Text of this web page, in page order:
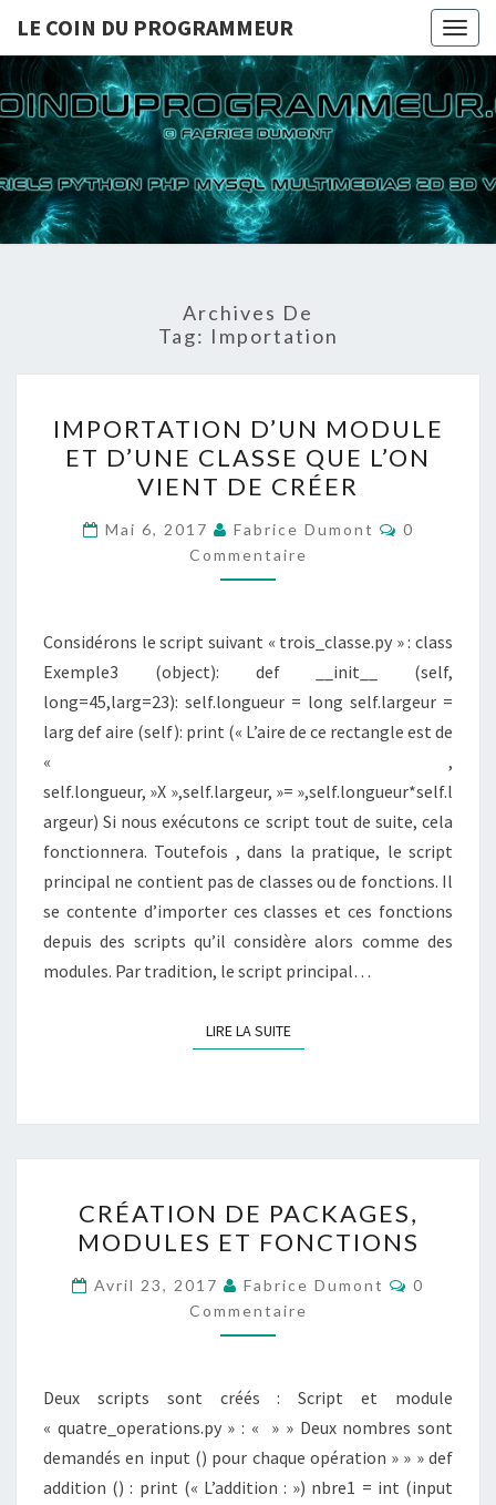
LE COIN DU PROGRAMMEUR
LE
TUTORIELS
PYTHON PHP
MYSQL
MULTIMEDIAS
2D 3D VIDEOS
Archives De
Tag: Importation
D’UN
MODULE
ET
D’UNE
CLASSE
QUE
VIENT
DE
CRÉER
IMPORTATION D’UN MODULE
ET D’UNE CLASSE QUE L’ON
VIENT DE CRÉER
Mai 6, 2017 Fabrice Dumont
0
Commentaire
Considérons le script suivant « trois_classe.py » : class
Exemple3 (object): def __init__ (self,
long=45,larg=23): self.longueur = long self.largeur =
larg def aire (self): print (« L’aire de ce rectangle est de
« ,
self.longueur, »X »,self.largeur, »= »,self.longueur*self.l
argeur) Si nous exécutons ce script tout de suite, cela
fonctionnera. Toutefois , dans la pratique, le script
principal ne contient pas de classes ou de fonctions. Il
se contente d’importer ces classes et ces fonctions
depuis des scripts qu’il considère alors comme des
modules. Par tradition, le script principal…
LIRE LA SUITELIRE LA SUITE
DE
PACKAGES,
MODULES
ET
FONCTIONS
CRÉATION DE PACKAGES,
MODULES ET FONCTIONS
Avril 23, 2017 Fabrice Dumont
0
Commentaire
Deux scripts sont créés : Script et module
« quatre_operations.py » : « » » Deux nombres sont
demandés en input () pour chaque opération » » » def
addition () : print (« L’addition : ») nbre1 = int (input